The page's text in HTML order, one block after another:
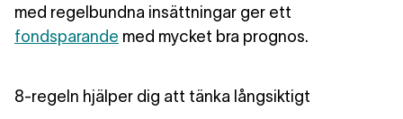
med regelbundna insättningar ger ett
fondsparande med mycket bra prognos.
8-regeln hjälper dig att tänka långsiktigt